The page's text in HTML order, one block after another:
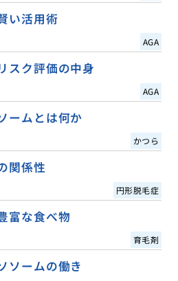
い活用術
AGA
スク評価の中身
AGA
ームとは何か
かつら
関係性
円形脱毛症
富な食べ物
育毛剤
ソームの働き